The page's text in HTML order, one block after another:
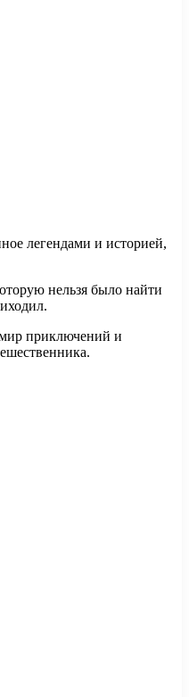
легендами и историей,
нельзя было найти
приключений и